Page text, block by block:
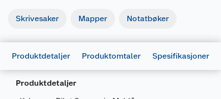
Skrivesaker Mapper Notatbøker
Produktdetaljer Produktomtaler Spesifikasjoner
Produktdetaljer